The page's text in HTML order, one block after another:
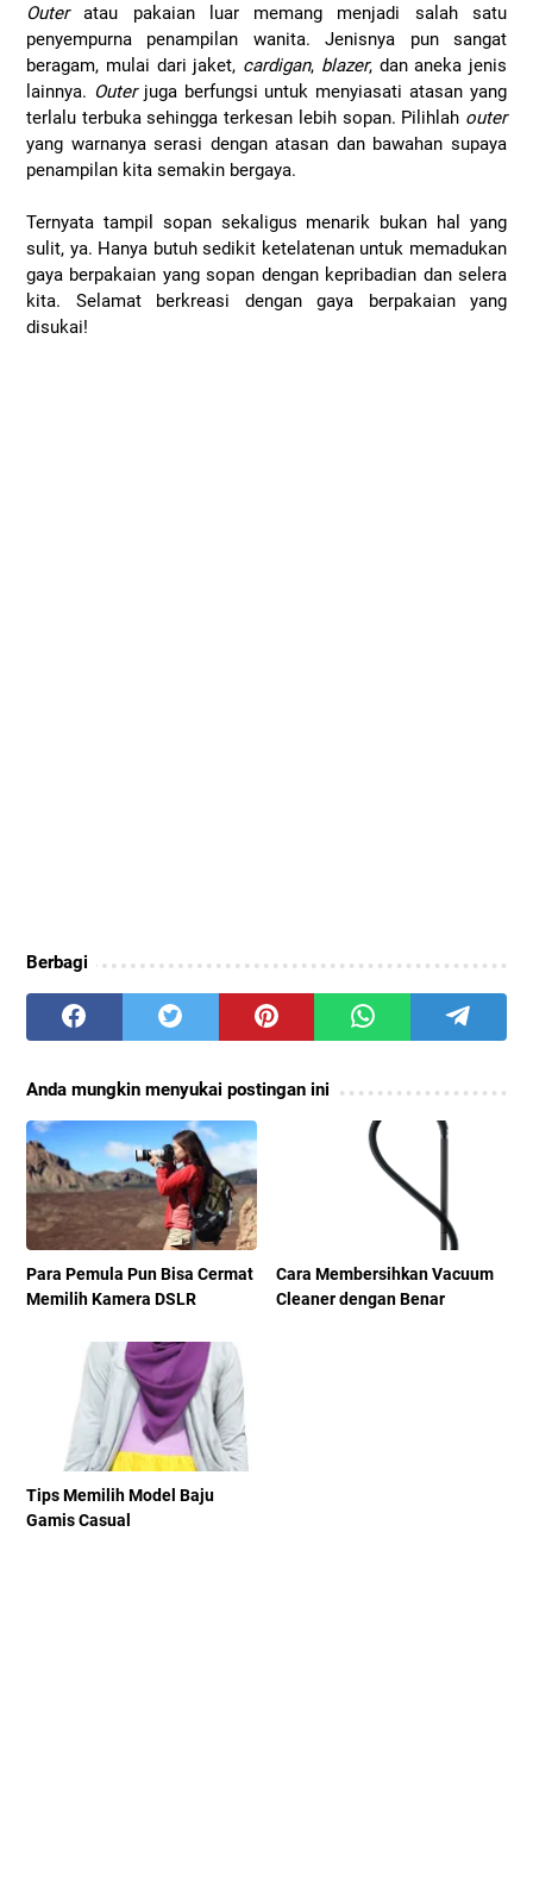
Outeratau pakaian luar memang menjadi salah satu
penyempurna penampilan wanita. Jenisnya pun sangat
beragam, mulai dari jaket, cardigan, blazer, dan aneka jenis
lainnya. Outerjuga berfungsi untuk menyiasati atasan yang
terlalu terbuka sehingga terkesan lebih sopan. Pilihlah outer
yang warnanya serasi dengan atasan dan bawahan supaya
penampilan kita semakin bergaya.
Ternyata tampil sopan sekaligus menarik bukan hal yang
sulit, ya. Hanya butuh sedikit ketelatenan untuk memadukan
gaya berpakaian yang sopan dengan kepribadian dan selera
kita. Selamat berkreasi dengan gaya berpakaian yang
disukai!
Berbagi
Anda mungkin menyukai postingan ini
Para Pemula Pun Bisa Cermat
Memilih Kamera DSLR
Cara Membersihkan Vacuum
Cleaner dengan Benar
Tips Memilih Model Baju
Gamis Casual